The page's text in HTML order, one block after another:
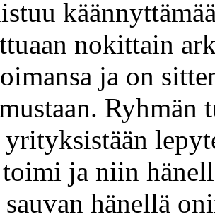
nokittain
ja on
yrityksistään
ja niin
hänellä